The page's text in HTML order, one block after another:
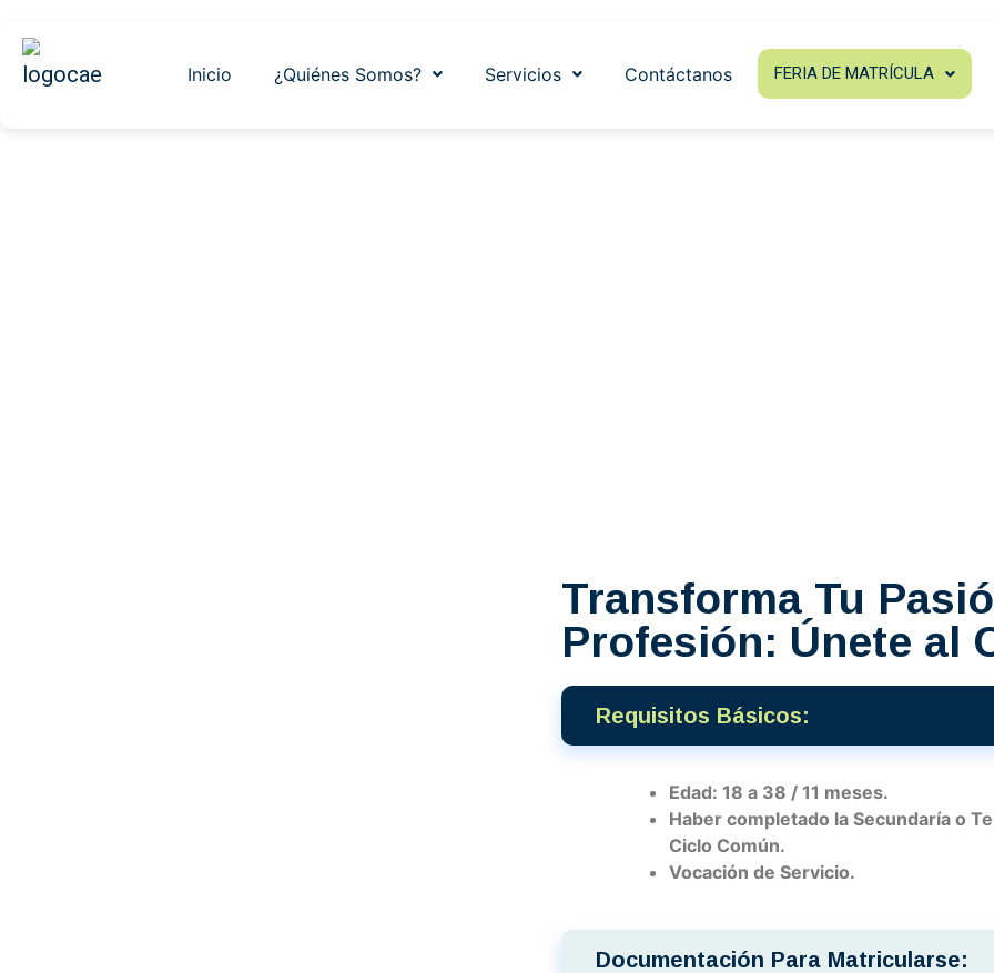
Inicio ¿Quiénes Somos? Servicios Contáctanos FERIA DE MATRÍCULA
Transforma Tu
Profesión: Únete al
Requisitos Básicos:
Edad: 18 a 38 / 11 meses.
Haber completado la Secundaría o
Ciclo Común.
Vocación de Servicio.
Documentación Para Matricularse: